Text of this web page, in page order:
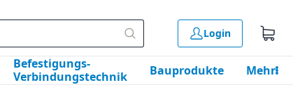
Login
Befestigungs-
Verbindungstechnik
Bauprodukte Mehr